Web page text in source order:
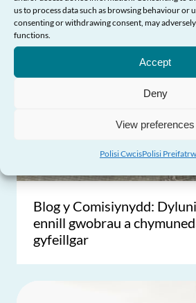
us to process data such as browsing behaviour or
consenting or withdrawing consent, may
functions.
Accept
Deny
View preferences
Polisi CwcisPolisi
Blog y Comisiynydd:
ennill gwobrau a
gyfeillgar